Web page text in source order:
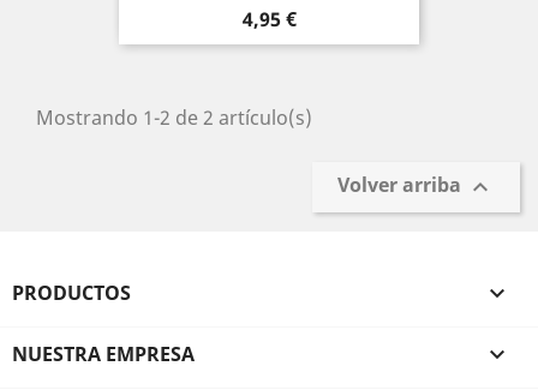
Precio
4,95 €
Mostrando 1-2 de 2 artículo(s)
Volver arriba 
PRODUCTOS 
NUESTRA EMPRESA 